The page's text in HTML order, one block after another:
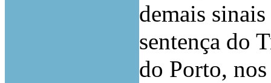
demais
sentença do
do Porto,